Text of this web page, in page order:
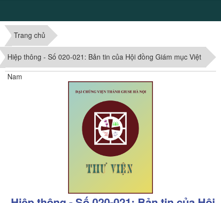
Trang chủ
Hiệp thông - Số 020-021: Bản tin của Hội đồng Giám mục Việt
Nam